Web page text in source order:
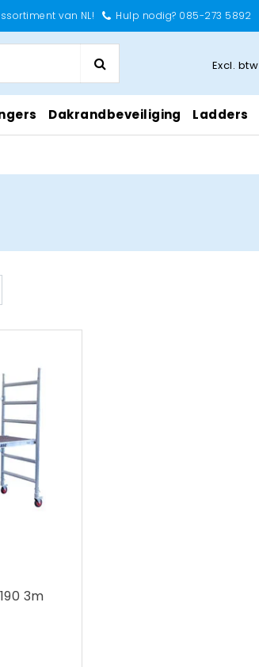
van NL! Hulp nodig? 085-273 5892
Excl. btw
Dakrandbeveiliging Ladders
3m